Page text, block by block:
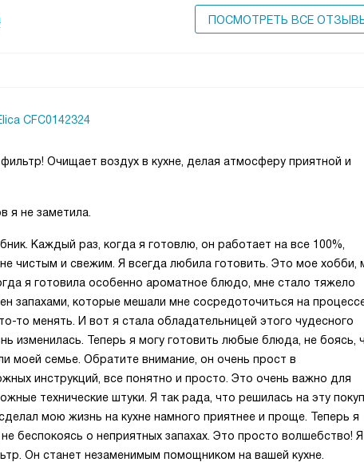
ПОСМОТРЕТЬ ВСЕ
CFC0142324
Очищает воздух в кухне, делая атмосферу приятной и
я не заметила.
Каждый раз, когда я готовлю, он работает на все 100%,
чистым и свежим. Я всегда любила готовить. Это мое хобби,
я готовила особенно ароматное блюдо, мне стало тяжело
запахами, которые мешали мне сосредоточиться на
то менять. И вот я стала обладательницей этого чудесного
изменилась. Теперь я могу готовить любые блюда, не боясь,
моей семье. Обратите внимание, он очень прост в
инструкций, все понятно и просто. Это очень важно для
технические штуки. Я так рада, что решилась на эту
мою жизнь на кухне намного приятнее и проще. Теперь я
беспокоясь о неприятных запахах. Это просто волшебство! Я
Он станет незаменимым помощником на вашей кухне.